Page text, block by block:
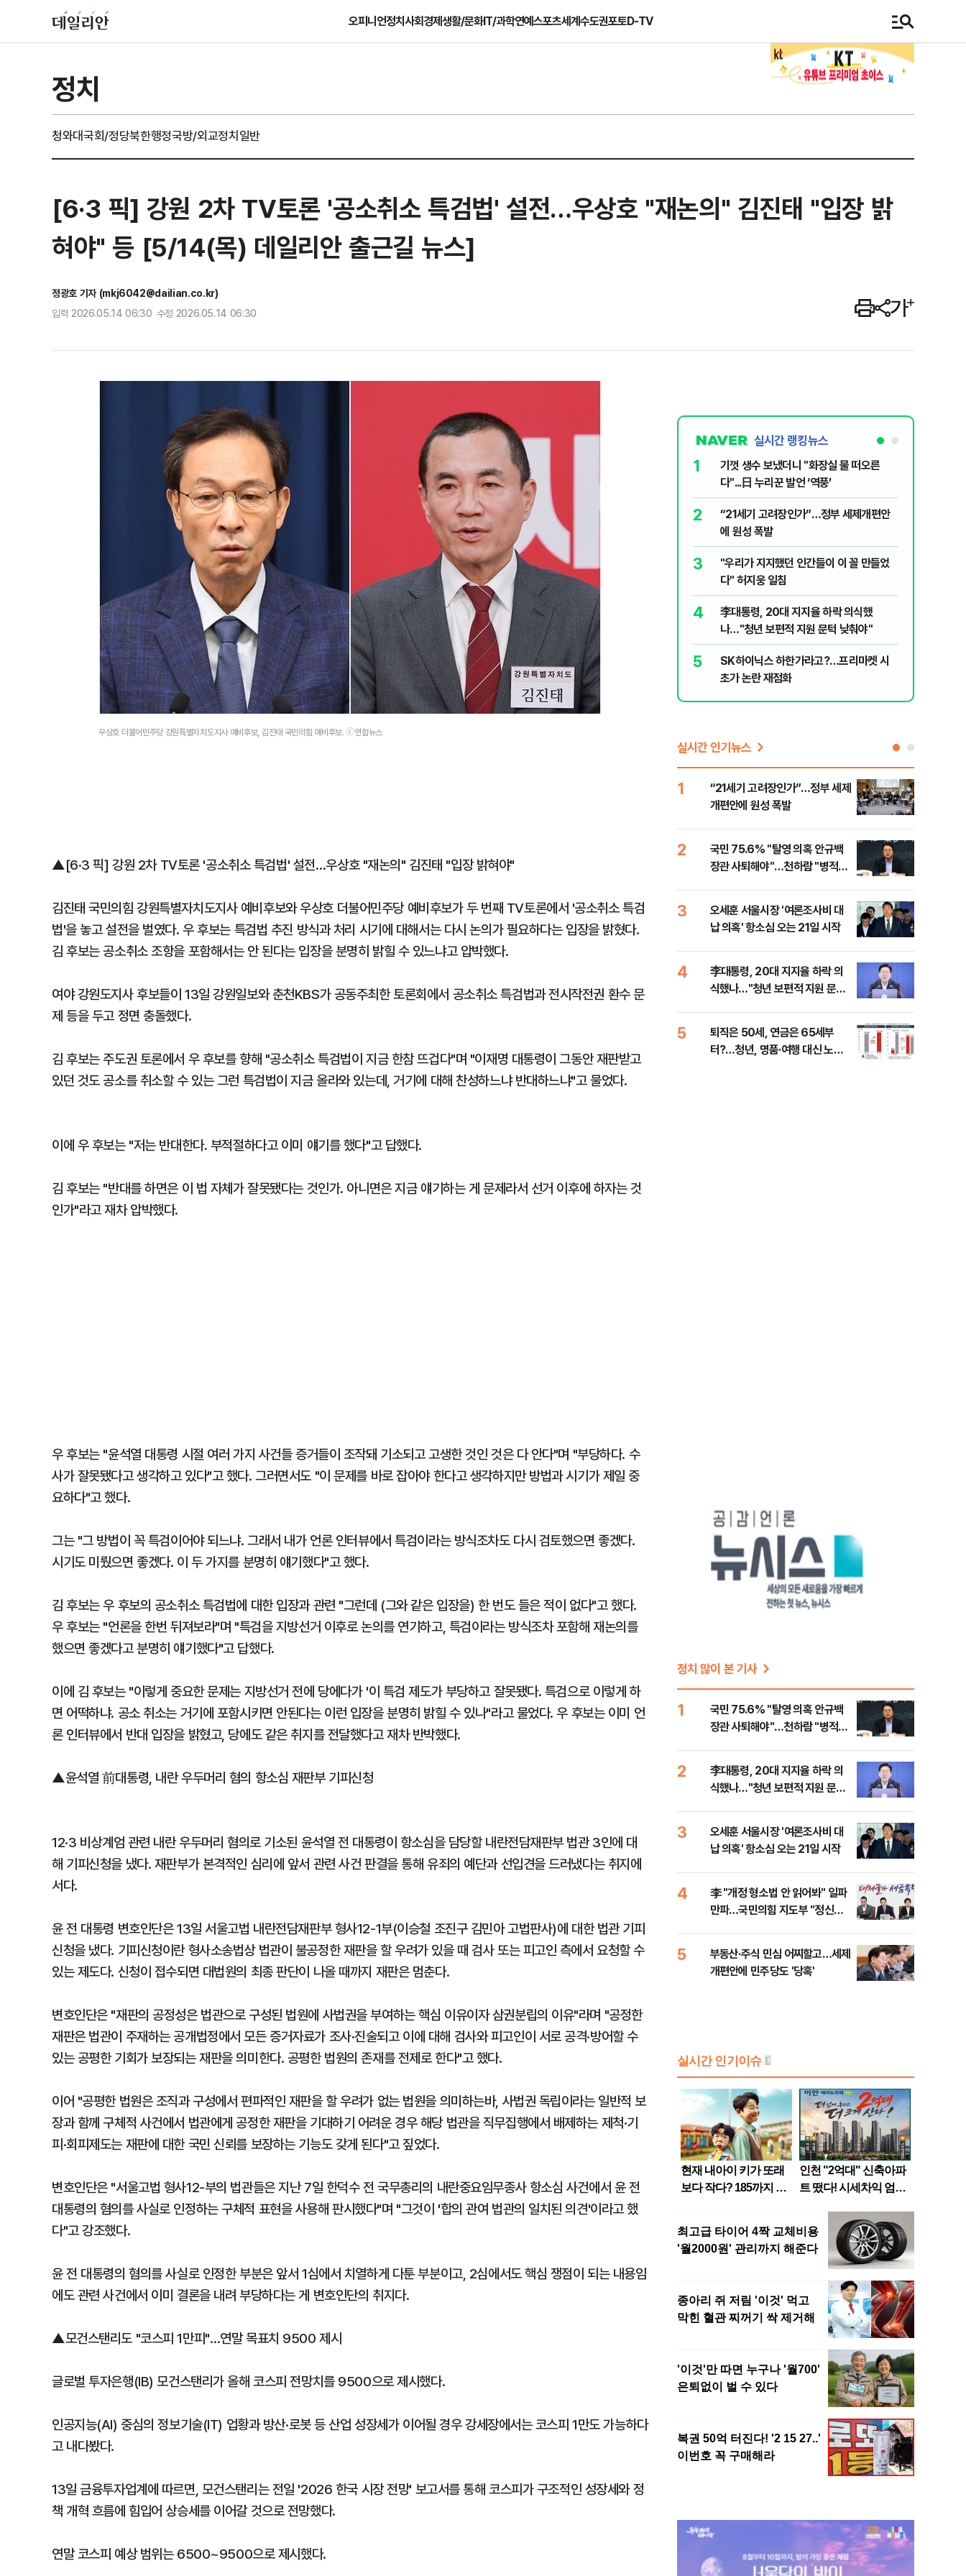
오피니언정치사회경제생활/문화IT/과학연예스포츠세계수도권포토D-TV
정치
청와대국회/정당북한행정국방/외교정치일반
[6·3 픽] 강원 2차 TV토론 '공소취소 특검법' 설전…우상호 "재논의" 김진태 "입장 밝
혀야" 등 [5/14(목) 데일리안 출근길 뉴스]
정광호 기자 (mkj6042@dailian.co.kr)
입력 2026.05.14 06:30 수정 2026.05.14 06:30
우상호 더불어민주당 강원특별자치도지사 예비후보, 김진태 국민의힘 예비후보. ⓒ연합뉴스
▲[6·3 픽] 강원 2차 TV토론 '공소취소 특검법' 설전…우상호 "재논의" 김진태 "입장 밝혀야"
김진태 국민의힘 강원특별자치도지사 예비후보와 우상호 더불어민주당 예비후보가 두 번째 TV토론에서 '공소취소 특검
법'을 놓고 설전을 벌였다. 우 후보는 특검법 추진 방식과 처리 시기에 대해서는 다시 논의가 필요하다는 입장을 밝혔다.
김 후보는 공소취소 조항을 포함해서는 안 된다는 입장을 분명히 밝힐 수 있느냐고 압박했다.
여야 강원도지사 후보들이 13일 강원일보와 춘천KBS가 공동주최한 토론회에서 공소취소 특검법과 전시작전권 환수 문
제 등을 두고 정면 충돌했다.
김 후보는 주도권 토론에서 우 후보를 향해 "공소취소 특검법이 지금 한참 뜨겁다"며 "이재명 대통령이 그동안 재판받고
있던 것도 공소를 취소할 수 있는 그런 특검법이 지금 올라와 있는데, 거기에 대해 찬성하느냐 반대하느냐"고 물었다.
이에 우 후보는 "저는 반대한다. 부적절하다고 이미 얘기를 했다"고 답했다.
김 후보는 "반대를 하면은 이 법 자체가 잘못됐다는 것인가. 아니면은 지금 얘기하는 게 문제라서 선거 이후에 하자는 것
인가"라고 재차 압박했다.
우 후보는 "윤석열 대통령 시절 여러 가지 사건들 증거들이 조작돼 기소되고 고생한 것인 것은 다 안다"며 "부당하다. 수
사가 잘못됐다고 생각하고 있다"고 했다. 그러면서도 "이 문제를 바로 잡아야 한다고 생각하지만 방법과 시기가 제일 중
요하다"고 했다.
그는 "그 방법이 꼭 특검이어야 되느냐. 그래서 내가 언론 인터뷰에서 특검이라는 방식조차도 다시 검토했으면 좋겠다.
시기도 미뤘으면 좋겠다. 이 두 가지를 분명히 얘기했다"고 했다.
김 후보는 우 후보의 공소취소 특검법에 대한 입장과 관련 "그런데 (그와 같은 입장을) 한 번도 들은 적이 없다"고 했다.
우 후보는 "언론을 한번 뒤져보라"며 "특검을 지방선거 이후로 논의를 연기하고, 특검이라는 방식조차 포함해 재논의를
했으면 좋겠다고 분명히 얘기했다"고 답했다.
이에 김 후보는 "이렇게 중요한 문제는 지방선거 전에 당에다가 '이 특검 제도가 부당하고 잘못됐다. 특검으로 이렇게 하
면 어떡하냐. 공소 취소는 거기에 포함시키면 안된다는 이런 입장을 분명히 밝힐 수 있나"라고 물었다. 우 후보는 이미 언
론 인터뷰에서 반대 입장을 밝혔고, 당에도 같은 취지를 전달했다고 재차 반박했다.
▲윤석열 前대통령, 내란 우두머리 혐의 항소심 재판부 기피신청
12·3 비상계엄 관련 내란 우두머리 혐의로 기소된 윤석열 전 대통령이 항소심을 담당할 내란전담재판부 법관 3인에 대
해 기피신청을 냈다. 재판부가 본격적인 심리에 앞서 관련 사건 판결을 통해 유죄의 예단과 선입견을 드러냈다는 취지에
서다.
윤 전 대통령 변호인단은 13일 서울고법 내란전담재판부 형사12-1부(이승철 조진구 김민아 고법판사)에 대한 법관 기피
신청을 냈다. 기피신청이란 형사소송법상 법관이 불공정한 재판을 할 우려가 있을 때 검사 또는 피고인 측에서 요청할 수
있는 제도다. 신청이 접수되면 대법원의 최종 판단이 나올 때까지 재판은 멈춘다.
변호인단은 "재판의 공정성은 법관으로 구성된 법원에 사법권을 부여하는 핵심 이유이자 삼권분립의 이유"라며 "공정한
재판은 법관이 주재하는 공개법정에서 모든 증거자료가 조사·진술되고 이에 대해 검사와 피고인이 서로 공격·방어할 수
있는 공평한 기회가 보장되는 재판을 의미한다. 공평한 법원의 존재를 전제로 한다"고 했다.
이어 "공평한 법원은 조직과 구성에서 편파적인 재판을 할 우려가 없는 법원을 의미하는바, 사법권 독립이라는 일반적 보
장과 함께 구체적 사건에서 법관에게 공정한 재판을 기대하기 어려운 경우 해당 법관을 직무집행에서 배제하는 제척·기
피·회피제도는 재판에 대한 국민 신뢰를 보장하는 기능도 갖게 된다"고 짚었다.
변호인단은 "서울고법 형사12-부의 법관들은 지난 7일 한덕수 전 국무총리의 내란중요임무종사 항소심 사건에서 윤 전
대통령의 혐의를 사실로 인정하는 구체적 표현을 사용해 판시했다"며 "그것이 '합의 관여 법관의 일치된 의견'이라고 했
다"고 강조했다.
윤 전 대통령의 혐의를 사실로 인정한 부분은 앞서 1심에서 치열하게 다툰 부분이고, 2심에서도 핵심 쟁점이 되는 내용임
에도 관련 사건에서 이미 결론을 내려 부당하다는 게 변호인단의 취지다.
▲모건스탠리도 "코스피 1만피"…연말 목표치 9500 제시
글로벌 투자은행(IB) 모건스탠리가 올해 코스피 전망치를 9500으로 제시했다.
인공지능(AI) 중심의 정보기술(IT) 업황과 방산·로봇 등 산업 성장세가 이어될 경우 강세장에서는 코스피 1만도 가능하다
고 내다봤다.
13일 금융투자업계에 따르면, 모건스탠리는 전일 '2026 한국 시장 전망' 보고서를 통해 코스피가 구조적인 성장세와 정
책 개혁 흐름에 힘입어 상승세를 이어갈 것으로 전망했다.
연말 코스피 예상 범위는 6500~9500으로 제시했다.
실시간 랭킹뉴스
1
기껏 생수 보냈더니 "화장실 물 떠오른
다"...日 누리꾼 발언 ‘역풍’
2
“21세기 고려장인가”…정부 세제개편안
에 원성 폭발
3
"우리가 지지했던 인간들이 이 꼴 만들었
다" 허지웅 일침
4
李대통령, 20대 지지율 하락 의식했
나…"청년 보편적 지원 문턱 낮춰야"
5
SK하이닉스 하한가라고?…프리마켓 시
초가 논란 재점화
실시간 인기뉴스
1
“21세기 고려장인가”…정부 세제
개편안에 원성 폭발
2
국민 75.6% "탈영 의혹 안규백
장관 사퇴해야"…천하람 "병적기
3
오세훈 서울시장 '여론조사비 대
납 의혹' 항소심 오는 21일 시작
4
李대통령, 20대 지지율 하락 의
식했나…"청년 보편적 지원 문턱
5
퇴직은 50세, 연금은 65세부
터?…청년, 명품·여행 대신 노후
정치 많이 본 기사
1
국민 75.6% "탈영 의혹 안규백
장관 사퇴해야"…천하람 "병적기
2
李대통령, 20대 지지율 하락 의
식했나…"청년 보편적 지원 문턱
3
오세훈 서울시장 '여론조사비 대
납 의혹' 항소심 오는 21일 시작
4
李 "개정 형소법 안 읽어봐" 일파
만파…국민의힘 지도부 "정신세
5
부동산·주식 민심 어찌할고…세제
개편안에 민주당도 '당혹'